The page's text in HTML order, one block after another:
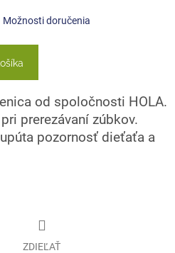
Možnosti doručenia
od spoločnosti HOLA.
prerezávaní zúbkov.
pozornosť dieťaťa a
ZDIEĽAŤ